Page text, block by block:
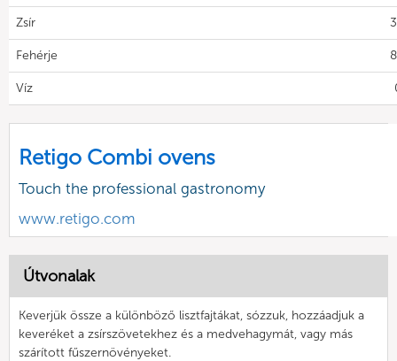
Zsír
Fehérje
Víz
Retigo Combi ovens
Touch the professional gastronomy
www.retigo.com
Útvonalak
Keverjük össze a különböző lisztfajtákat, sózzuk, hozzáadjuk a
keveréket a zsírszövetekhez és a medvehagymát, vagy más
szárított fűszernövényeket.